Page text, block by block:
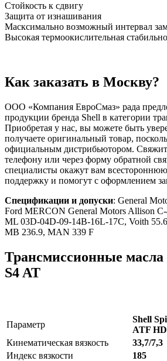
Стойкость к сдвигу
Защита от изнашивания
Масксимально возможный интервал
Высокая термоокислительная
Как заказать в Москву?
ООО «Компания ЕвроСмаз» рада
продукции бренда Shell в категории
Приобретая у нас, вы можете быть
получаете оригинальный товар,
официальным дистрибьютором.
телефону или через форму обратной
специалисты окажут вам
поддержку и помогут с оформлением
Спецификации и допуски: General
Ford MERCON General Motors Allison
ML 03D-04D-09-14B-16L-17C, Voith
MB 236.9, MAN 339 F
Трансмиссионные масла
S4 AT
Параметр
Shell
ATF
Кинематическая вязкость
33,7/7,3
Индекс вязкости
185